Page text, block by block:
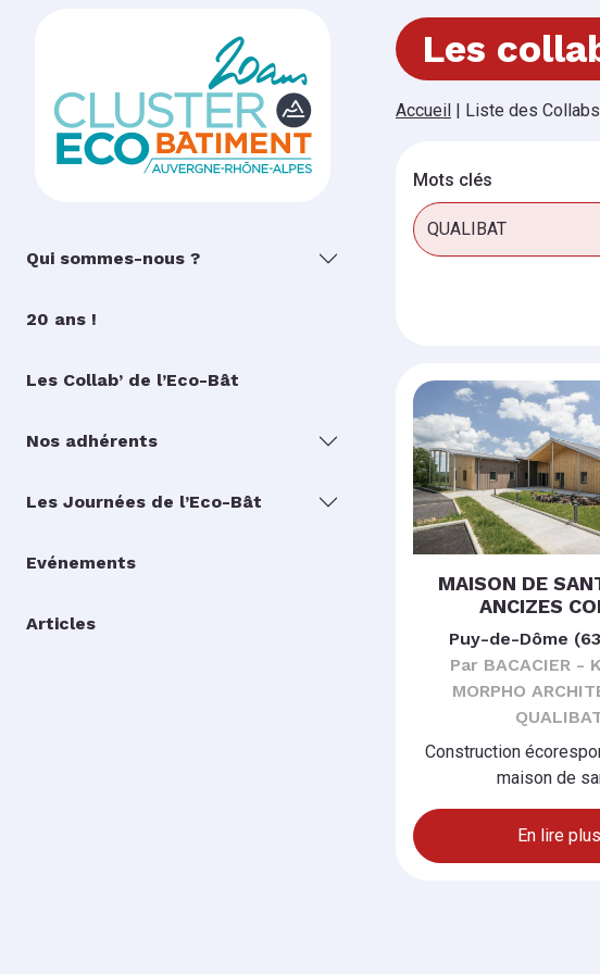
Qui sommes-nous ?
20 ans !
Les Collab’ de l’Eco-Bât
Nos adhérents
Les Journées de l’Eco-Bât
Evénements
Articles
Les
Accueil | Liste des Collabs
Mots clés
MAISON DE
ANCIZES
Puy-de-Dôme
Par BACACIER -
MORPHO
Construction
maison de
En lire plus